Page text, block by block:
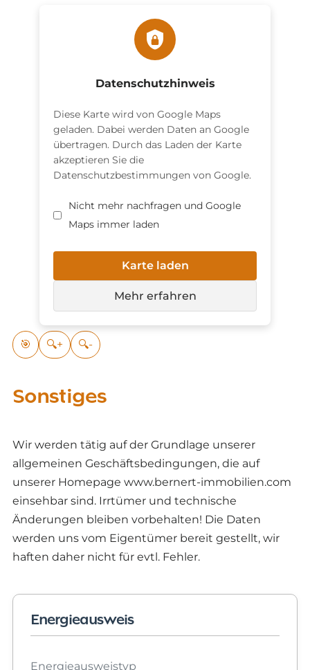
Datenschutzhinweis
Diese Karte wird von Google Maps
geladen. Dabei werden Daten an Google
übertragen. Durch das Laden der Karte
akzeptieren Sie die
Datenschutzbestimmungen von Google.
Nicht mehr nachfragen und Google
Maps immer laden
Karte laden
Mehr erfahren
🎯 🔍+ 🔍-
Sonstiges
Wir werden tätig auf der Grundlage unserer
allgemeinen Geschäftsbedingungen, die auf
unserer Homepage www.bernert-immobilien.com
einsehbar sind. Irrtümer und technische
Änderungen bleiben vorbehalten! Die Daten
werden uns vom Eigentümer bereit gestellt, wir
haften daher nicht für evtl. Fehler.
Energieausweis
Energieausweistyp